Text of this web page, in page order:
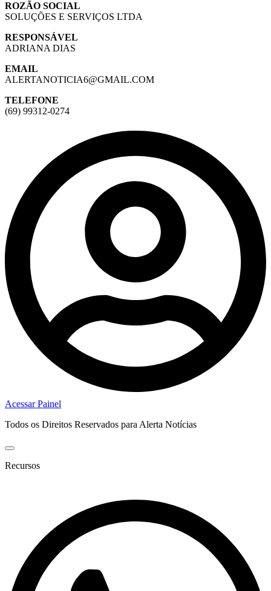
ROZÃO SOCIAL
SOLUÇÕES E SERVIÇOS LTDA
RESPONSÁVEL
ADRIANA DIAS
EMAIL
ALERTANOTICIA6@GMAIL.COM
TELEFONE
(69) 99312-0274
Acessar Painel
Todos os Direitos Reservados para Alerta Notícias
Recursos